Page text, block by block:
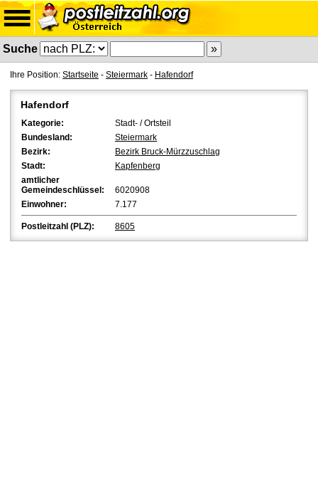
Suche
Ihre Position: Startseite - Steiermark - Hafendorf
Hafendorf
Kategorie:
Stadt- / Ortsteil
Bundesland:
Steiermark
Bezirk:
Bezirk Bruck-Mürzzuschlag
Stadt:
Kapfenberg
amtlicher
Gemeindeschlüssel:
6020908
Einwohner:
7.177
Postleitzahl (PLZ): 8605